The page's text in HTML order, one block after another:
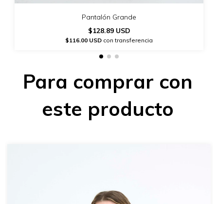
Pantalón Grande
$128.89 USD
$116.00 USD con transferencia
Para comprar con
este producto